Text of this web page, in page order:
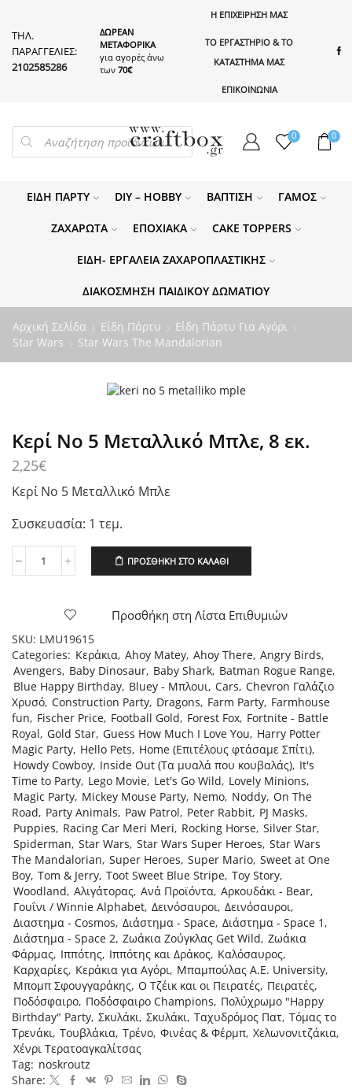
ΤΗΛ.
ΠΑΡΑΓΓΕΛΙΕΣ:
2102585286
ΔΩΡΕΑΝ
ΜΕΤΑΦΟΡΙΚΑ
για αγορές άνω
των 70€
Η ΕΠΙΧΕΙΡΗΣΗ ΜΑΣ
ΤΟ ΕΡΓΑΣΤΗΡΙΟ & ΤΟ
ΚΑΤΑΣΤΗΜΑ ΜΑΣ
ΕΠΙΚΟΙΝΩΝΙΑ
PRODUCTS
SEARCH 0 0
ΕΊΔΗ ΠΆΡΤΥ DIY – HOBBY ΒΆΠΤΙΣΗ ΓΆΜΟΣ
ΖΑΧΑΡΩΤΆ ΕΠΟΧΙΑΚΆ CAKE TOPPERS
ΕΊΔΗ- ΕΡΓΑΛΕΊΑ ΖΑΧΑΡΟΠΛΑΣΤΙΚΉΣ
ΔΙΑΚΌΣΜΗΣΗ ΠΑΙΔΙΚΟΎ ΔΩΜΑΤΊΟΥ
Αρχική Σελίδα Είδη Πάρτυ
Είδη Πάρτυ Για Αγόρι
Star Wars
Star Wars The Mandalorian
Κερί Νο 5 Μεταλλικό Μπλε, 8 εκ.
2,25€
Κερί Νο 5 Μεταλλικό Μπλε
Συσκευασία: 1 τεμ.
Κερί
Μεταλλικό
8
εκ.
ποσότητα
ΠΡΟΣΘΉΚΗ ΣΤΟ ΚΑΛΆΘΙ
Προσθήκη στη Λίστα Επιθυμιών
SKU: LMU19615
Categories: Κεράκια, Ahoy Matey, Ahoy There, Angry Birds,
Avengers, Baby Dinosaur, Baby Shark, Batman Rogue Range,
Blue Happy Birthday, Bluey - Μπλουι, Cars, Chevron Γαλάζιο
Χρυσό, Construction Party, Dragons, Farm Party, Farmhouse
fun, Fischer Price, Football Gold, Forest Fox, Fortnite - Battle
Royal, Gold Star, Guess How Much I Love You, Harry Potter
Magic Party, Hello Pets, Home (Επιτέλους φτάσαμε Σπίτι),
Howdy Cowboy, Inside Out (Τα μυαλά που κουβαλάς), It's
Time to Party, Lego Movie, Let's Go Wild, Lovely Minions,
Magic Party, Mickey Mouse Party, Nemo, Noddy, On The
Road, Party Animals, Paw Patrol, Peter Rabbit, PJ Masks,
Puppies, Racing Car Meri Meri, Rocking Horse, Silver Star,
Spiderman, Star Wars, Star Wars Super Heroes, Star Wars
The Mandalorian, Super Heroes, Super Mario, Sweet at One
Boy, Tom & Jerry, Toot Sweet Blue Stripe, Toy Story,
Woodland, Αλιγάτορας, Ανά Προϊόντα, Αρκουδάκι - Bear,
Γουΐνι / Winnie Alphabet, Δεινόσαυροι, Δεινόσαυροι,
Διαστημα - Cosmos, Διάστημα - Space, Διάστημα - Space 1,
Διάστημα - Space 2, Ζωάκια Ζούγκλας Get Wild, Ζωάκια
Φάρμας, Ιππότης, Ιππότης και Δράκος, Καλόσαυρος,
Καρχαρίες, Κεράκια για Αγόρι, Μπαμπούλας Α.Ε. University,
Μπομπ Σφουγγαράκης, Ο Τζέικ και οι Πειρατές, Πειρατές,
Ποδόσφαιρο, Ποδόσφαιρο Champions, Πολύχρωμο "Happy
Birthday" Party, Σκυλάκι, Σκυλάκι, Ταχυδρόμος Πατ, Τόμας το
Τρενάκι, Τουβλάκια, Τρένο, Φινέας & Φέρμπ, Χελωνονιτζάκια,
Χένρι Τερατοαγκαλίτσας
Tag: noskroutz
Share: